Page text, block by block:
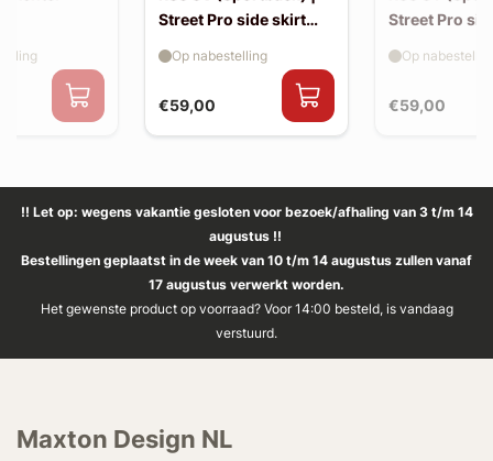
Street Pro side skirt
€59,00
Op nabestelling
Street Pro
€59,00
Op
!! Let op: wegens vakantie gesloten voor bezoek/afhaling van 3 t/m 14
augustus !!
Bestellingen geplaatst in de week van 10 t/m 14 augustus zullen vanaf
17 augustus verwerkt worden.
Het gewenste product op voorraad? Voor 14:00 besteld, is vandaag
verstuurd.
Maxton Design NL